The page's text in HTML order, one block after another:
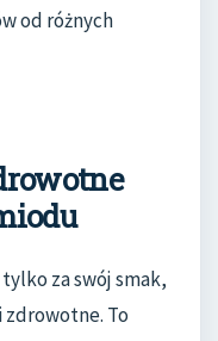
od różnych
za swój smak,
zdrowotne. To